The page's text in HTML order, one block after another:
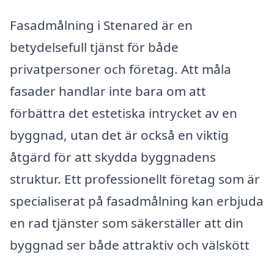
Fasadmålning i Stenared är en
betydelsefull tjänst för både
privatpersoner och företag. Att måla
fasader handlar inte bara om att
förbättra det estetiska intrycket av en
byggnad, utan det är också en viktig
åtgärd för att skydda byggnadens
struktur. Ett professionellt företag som är
specialiserat på fasadmålning kan erbjuda
en rad tjänster som säkerställer att din
byggnad ser både attraktiv och välskött